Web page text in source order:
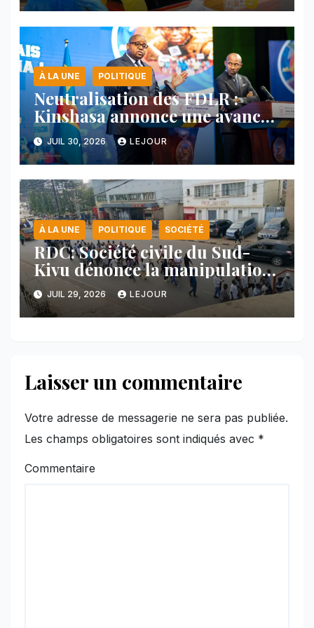
À LA UNE POLITIQUE
Neutralisation des FDLR :
Kinshasa annonce une avancée
majeure et maintient sa ligne
face au Rwanda
JUIL 30, 2026 LEJOUR
À LA UNE POLITIQUE SOCIÉTÉ
RDC: Société civile du Sud-
Kivu dénonce la manipulation
des manifestations par
l’AFC/M23
JUIL 29, 2026 LEJOUR
Laisser un commentaire
Votre adresse de messagerie ne sera pas publiée.
Les champs obligatoires sont indiqués avec *
Commentaire